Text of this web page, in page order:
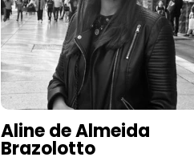
Aline de Almeida
Brazolotto